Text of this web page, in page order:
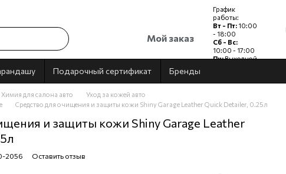
Мой заказ
График
работы:
Вт - Пт: 10:00
- 18:00
Сб - Вс:
10:00 - 17:00
Пн:Выходной
Подарочный сертификат Бренды
Химия для салона авто
Уход за кожей авто
Средство для очищения и защиты кожи Shiny Garage Leather Quick Detailer, 0.25л
и защиты кожи Shiny Garage Leather
2056 Оставить отзыв